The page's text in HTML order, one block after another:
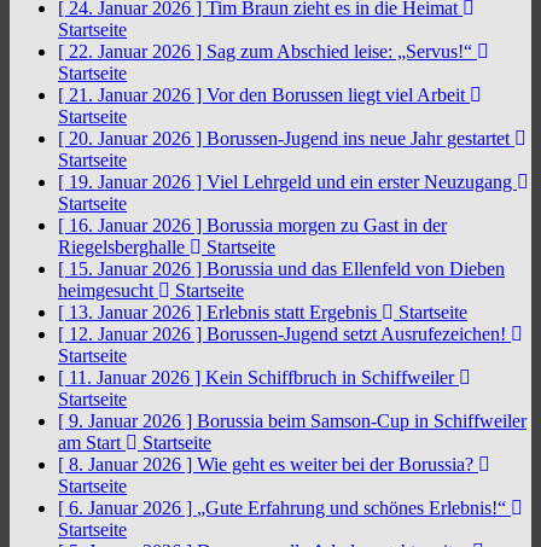
[ 24. Januar 2026 ] Tim Braun zieht es in die Heimat
Startseite
[ 22. Januar 2026 ] Sag zum Abschied leise: „Servus!“
Startseite
[ 21. Januar 2026 ] Vor den Borussen liegt viel Arbeit
Startseite
[ 20. Januar 2026 ] Borussen-Jugend ins neue Jahr gestartet
Startseite
[ 19. Januar 2026 ] Viel Lehrgeld und ein erster Neuzugang
Startseite
[ 16. Januar 2026 ] Borussia morgen zu Gast in der
Riegelsberghalle
Startseite
[ 15. Januar 2026 ] Borussia und das Ellenfeld von Dieben
heimgesucht
Startseite
[ 13. Januar 2026 ] Erlebnis statt Ergebnis
Startseite
[ 12. Januar 2026 ] Borussen-Jugend setzt Ausrufezeichen!
Startseite
[ 11. Januar 2026 ] Kein Schiffbruch in Schiffweiler
Startseite
[ 9. Januar 2026 ] Borussia beim Samson-Cup in Schiffweiler
am Start
Startseite
[ 8. Januar 2026 ] Wie geht es weiter bei der Borussia?
Startseite
[ 6. Januar 2026 ] „Gute Erfahrung und schönes Erlebnis!“
Startseite